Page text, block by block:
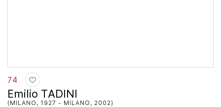
74
Emilio TADINI
(MILANO, 1927 - MILANO, 2002)